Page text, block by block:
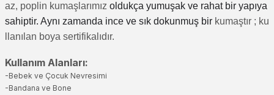
az, poplin kumaşlarımız oldukça yumuşak ve rahat bir yapıya
sahiptir. Aynı zamanda ince ve sık dokunmuş bir kumaştır ; ku
llanılan boya sertifikalıdır.
Kullanım Alanları:
-Bebek ve Çocuk Nevresimi
-Bandana ve Bone